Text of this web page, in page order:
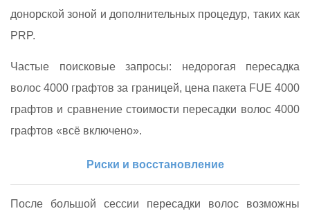
донорской зоной и дополнительных процедур, таких как
PRP.
Частые поисковые запросы: недорогая пересадка
волос 4000 графтов за границей, цена пакета FUE 4000
графтов и сравнение стоимости пересадки волос 4000
графтов «всё включено».
Риски и восстановление
После большой сессии пересадки волос возможны